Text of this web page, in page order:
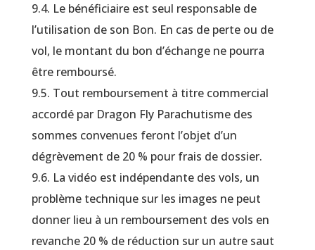
9.4. Le bénéficiaire est seul responsable de
l’utilisation de son Bon. En cas de perte ou de
vol, le montant du bon d’échange ne pourra
être remboursé.
9.5. Tout remboursement à titre commercial
accordé par Dragon Fly Parachutisme des
sommes convenues feront l’objet d’un
dégrèvement de 20 % pour frais de dossier.
9.6. La vidéo est indépendante des vols, un
problème technique sur les images ne peut
donner lieu à un remboursement des vols en
revanche 20 % de réduction sur un autre saut